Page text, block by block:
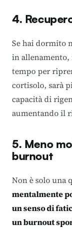
4.
Se hai dormito
in
tempo per
cortisolo, sarà
capacità di
aumentando il
5. Meno
burnout
Non è solo una
mentalmente
un senso di
un burnout